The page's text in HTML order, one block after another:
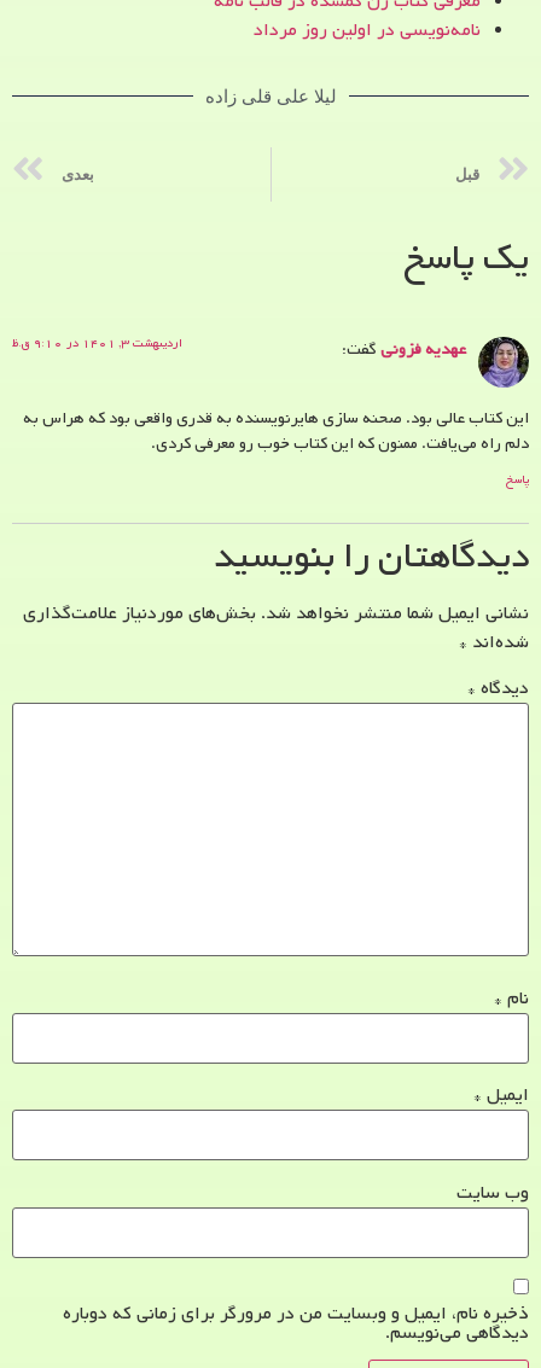
نامه‌نویسی در اولین روز مرداد
لیلا علی قلی زاده
قبل بعدی
یک پاسخ
عهدیه فزونیگفت: اردیبهشت ۳, ۱۴۰۱ در ۹:۱۰ ق.ظ
این کتاب عالی بود. صحنه سازی هایرنویسنده به قدری واقعی بود که هراس به
دلم راه می‌یافت. ممنون که این کتاب خوب رو معرفی کردی.
پاسخ
دیدگاهتان را بنویسید
نشانی ایمیل شما منتشر نخواهد شد. بخش‌های موردنیاز علامت‌گذاری
شده‌اند *
دیدگاه *
نام *
ایمیل *
وب‌ سایت
ذخیره نام، ایمیل و وبسایت من در مرورگر برای زمانی که دوباره
دیدگاهی می‌نویسم.